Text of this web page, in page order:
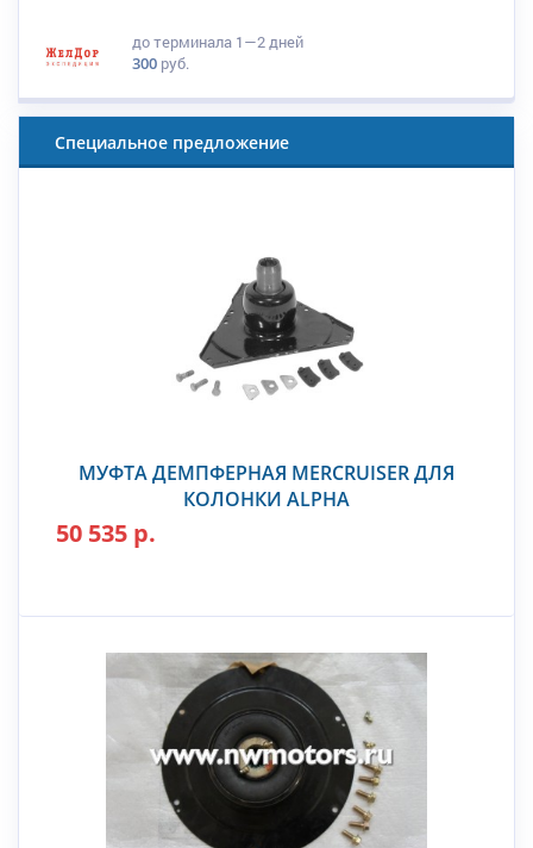
до терминала 1—2 дней
300 руб.
Специальное предложение
МУФТА ДЕМПФЕРНАЯ MERCRUISER ДЛЯ
КОЛОНКИ ALPHA
50 535 р.